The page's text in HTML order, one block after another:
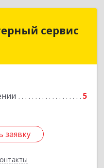
сервис
5
заявку
сервис
заявку